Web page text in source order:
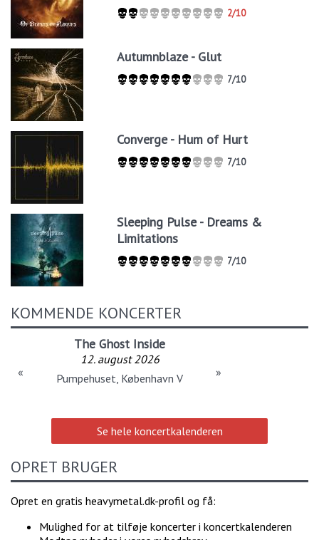
2/10
Autumnblaze - Glut
7/10
Converge - Hum of Hurt
7/10
Sleeping Pulse - Dreams &
Limitations
7/10
KOMMENDE KONCERTER
The Ghost Inside
12. august 2026
Pumpehuset, København V
« »
Se hele koncertkalenderen
OPRET BRUGER
Opret en gratis heavymetal.dk-profil og få:
Mulighed for at tilføje koncerter i koncertkalenderen